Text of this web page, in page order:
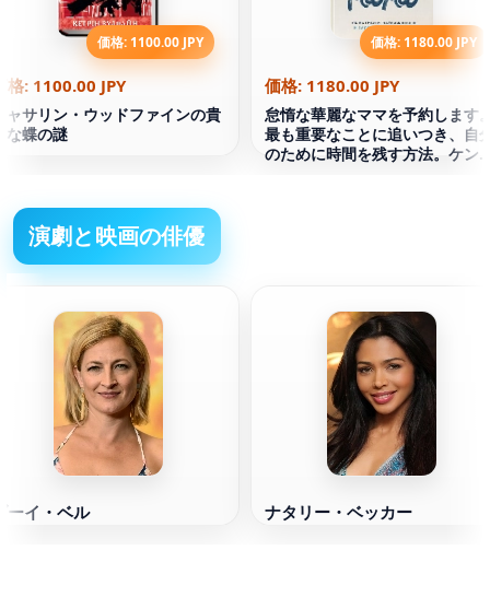
価格: 1100.00 JPY
格: 1100.00 JPY
ャサリン・ウッドファインの貴
な蝶の謎
価格: 1180.00 JPY
価格: 1180.00 JPY
怠惰な華麗なママを予約します
最も重要なことに追いつき、自
のために時間を残す方法。ケン
演劇と映画の俳優
ーイ・ベル ナタリー・ベッカー